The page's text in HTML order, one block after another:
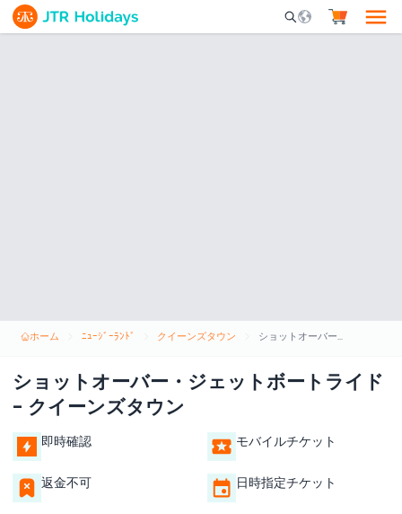
Mobile Search
ホーム ﾆｭｰｼﾞｰﾗﾝﾄﾞ クイーンズタウン ショットオーバー・ジェットボートライド - クイーンズタウン
ショットオーバー・ジェットボートライド
- クイーンズタウン
即時確認 モバイルチケット
返金不可 日時指定チケット